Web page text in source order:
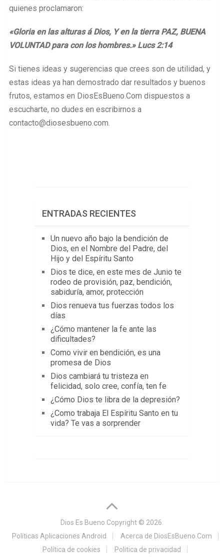
quienes proclamaron:
«Gloria en las alturas á Dios, Y en la tierra PAZ, BUENA
VOLUNTAD para con los hombres.» Lucs 2:14
Si tienes ideas y sugerencias que crees son de utilidad, y
estas ideas ya han demostrado dar resultados y buenos
frutos, estamos en DiosEsBueno.Com dispuestos a
escucharte, no dudes en escribirnos a
contacto@diosesbueno.com.
ENTRADAS RECIENTES
Un nuevo año bajo la bendición de
Dios, en el Nombre del Padre, del
Hijo y del Espíritu Santo
Dios te dice, en este mes de Junio te
rodeo de provisión, paz, bendición,
sabiduría, amor, protección
Dios renueva tus fuerzas todos los
días
¿Cómo mantener la fe ante las
dificultades?
Como vivir en bendición, es una
promesa de Dios
Dios cambiará tu tristeza en
felicidad, solo cree, confía, ten fe
¿Cómo Dios te libra de la depresión?
¿Como trabaja El Espíritu Santo en tu
vida? Te vas a sorprender
Dios Es Bueno Copyright © 2026.
Políticas Aplicaciones Android
Acerca de DiosEsBueno.Com
Política de cookies
Politica de privacidad